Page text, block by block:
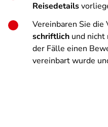
Reisedetails
Vereinbaren Sie
schriftlich und nicht
der Fälle einen
vereinbart wurde